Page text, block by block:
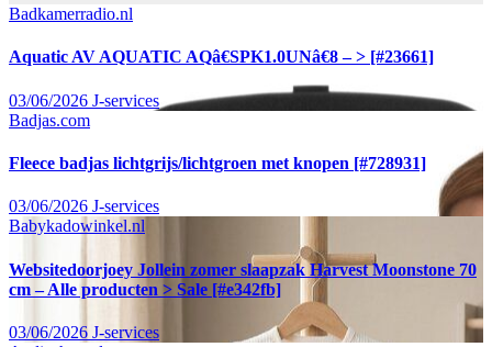
Badkamerradio.nl
Aquatic AV AQUATIC AQâ€SPK1.0UNâ€8 – > [#23661]
03/06/2026 J-services
Badjas.com
Fleece badjas lichtgrijs/lichtgroen met knopen [#728931]
03/06/2026 J-services
Babykadowinkel.nl
Websitedoorjoey Jollein zomer slaapzak Harvest Moonstone 70
cm – Alle producten > Sale [#e342fb]
03/06/2026 J-services